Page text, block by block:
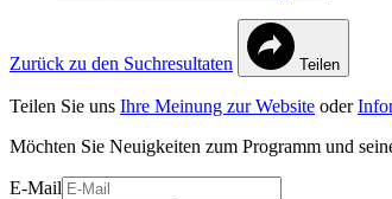
Zurück zu den Suchresultaten Teilen
Teilen Sie uns Ihre Meinung zur Website oder
Möchten Sie Neuigkeiten zum Programm und
E-Mail